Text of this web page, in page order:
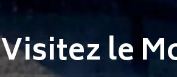
Visitez le